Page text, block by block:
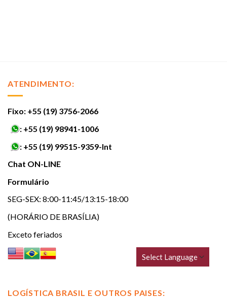
ATENDIMENTO:
Fixo: +55 (19) 3756-2066
: +55 (19) 98941-1006
: +55 (19) 99515-9359-Int
Chat ON-LINE
Formulário
SEG-SEX: 8:00-11:45/13:15-18:00
(HORÁRIO DE BRASÍLIA)
Exceto feriados
LOGÍSTICA BRASIL E OUTROS PAISES: